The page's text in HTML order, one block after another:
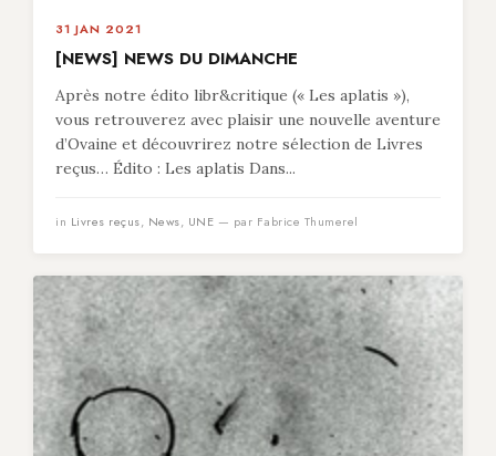
31 JAN 2021
[NEWS] NEWS DU DIMANCHE
Après notre édito libr&critique (« Les aplatis »),
vous retrouverez avec plaisir une nouvelle aventure
d’Ovaine et découvrirez notre sélection de Livres
reçus… Édito : Les aplatis Dans...
in Livres reçus, News, UNE — par Fabrice Thumerel